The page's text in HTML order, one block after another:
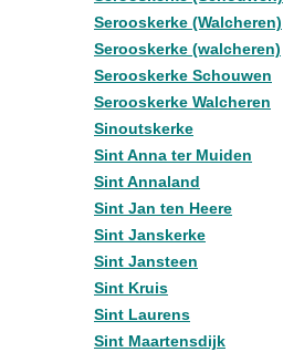
Serooskerke (Walcheren)
Serooskerke (walcheren)
Serooskerke Schouwen
Serooskerke Walcheren
Sinoutskerke
Sint Anna ter Muiden
Sint Annaland
Sint Jan ten Heere
Sint Janskerke
Sint Jansteen
Sint Kruis
Sint Laurens
Sint Maartensdijk